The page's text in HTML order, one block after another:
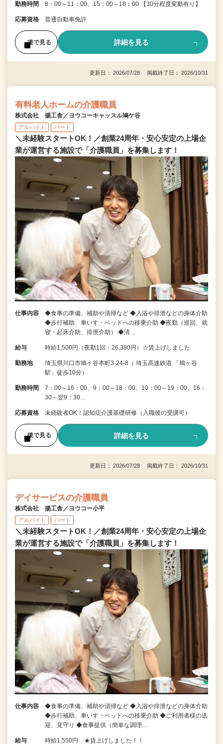
勤務時間 8：00～11：00、15：00～18：00 【30分程度変動有り】
応募資格 普通自動車免許
後で見る 詳細を見る
更新日： 2026/07/28 掲載終了日： 2026/10/31
有料老人ホームの介護職員
株式会社 揚工舎／ヨウコーキャッスル鳩ケ谷
アルバイト パート
＼未経験スタートOK！／創業24周年・安心安定の上場企
業が運営する施設で「介護職員」を募集します！
仕事内容
◆食事の準備、補助や清掃など ◆入浴や排泄などの身体介助
◆歩行補助、車いす・ベッドへの移乗介助 ◆夜勤（巡回、就
寝・起床介助、排泄介助） ◆清…
給与 時給1,500円（夜勤1回：26,390円）☆賃上げしました
勤務地
埼玉県川口市鳩ヶ谷本町3-24-8（ 埼玉高速鉄道 「鳩ヶ谷
駅」徒歩10分）
勤務時間
7：00～16：00、9：00～18：00、10：00～19：00、16：
30～翌9：30…
応募資格 未経験者OK！認知症介護基礎研修（入職後の受講可）
後で見る 詳細を見る
更新日： 2026/07/28 掲載終了日： 2026/10/31
デイサービスの介護職員
株式会社 揚工舎／ヨウコー小平
アルバイト パート
＼未経験スタートOK！／創業24周年・安心安定の上場企
業が運営する施設で「介護職員」を募集します！
仕事内容
◆食事の準備、補助や清掃など ◆入浴や排泄などの身体介助
◆歩行補助、車いす・ベッドへの移乗介助 ◆ご利用者様の送
迎、見守り ◆食事提供（簡単な調理…
給与 時給1,550円 ★賃上げしました！！